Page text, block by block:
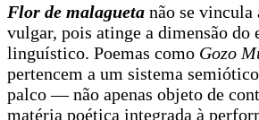
Flor de malagueta não se vincula
vulgar, pois atinge a dimensão do
linguístico. Poemas como Gozo
pertencem a um sistema
palco — não apenas objeto de
matéria poética integrada à